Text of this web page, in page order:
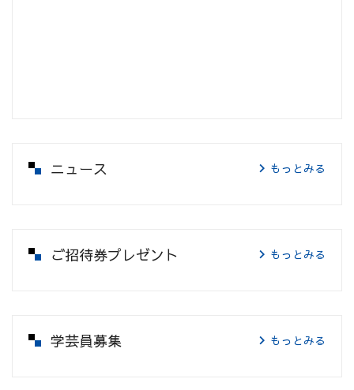
ニュース もっとみる
ご招待券プレゼント もっとみる
学芸員募集 もっとみる